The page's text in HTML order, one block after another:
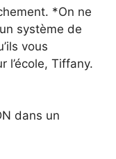
*On ne
système de
vous
l’école, Tiffany.
dans un